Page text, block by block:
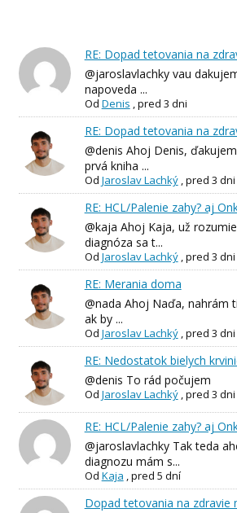
RE: Dopad tetovania na
@jaroslavlachky vau
napoveda ...
Od Denis ,pred 3 dni
RE: Dopad tetovania na
@denis Ahoj Denis,
prvá kniha ...
Od Jaroslav Lachký,pred 3 dni
RE: HCL/Palenie zahy? aj
@kaja Ahoj Kaja, už
diagnóza sa t...
Od Jaroslav Lachký,pred 3 dni
RE: Merania doma
@nada Ahoj Naďa, nahrám
ak by ...
Od Jaroslav Lachký,pred 3 dni
RE: Nedostatok bielych
@denis To rád počujem
Od Jaroslav Lachký,pred 3 dni
RE: HCL/Palenie zahy? aj
@jaroslavlachky Tak teda
diagnozu mám s...
Od Kaja ,pred 5 dní
Dopad tetovania na zdravie